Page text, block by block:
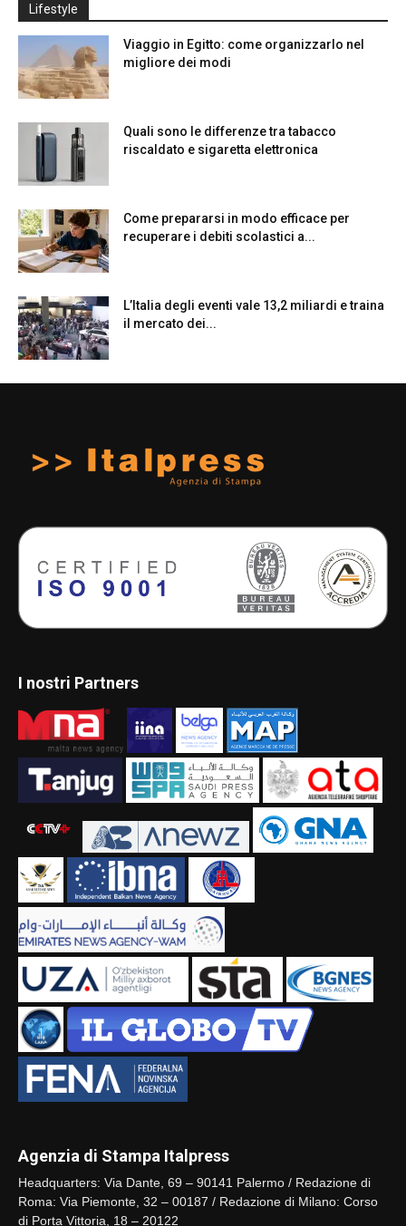
Lifestyle
Viaggio in Egitto: come organizzarlo nel
migliore dei modi
Quali sono le differenze tra tabacco
riscaldato e sigaretta elettronica
Come prepararsi in modo efficace per
recuperare i debiti scolastici a...
L’Italia degli eventi vale 13,2 miliardi e traina
il mercato dei...
I nostri Partners
Agenzia di Stampa Italpress
Headquarters: Via Dante, 69 – 90141 Palermo / Redazione di
Roma: Via Piemonte, 32 – 00187 / Redazione di Milano: Corso
di Porta Vittoria, 18 – 20122